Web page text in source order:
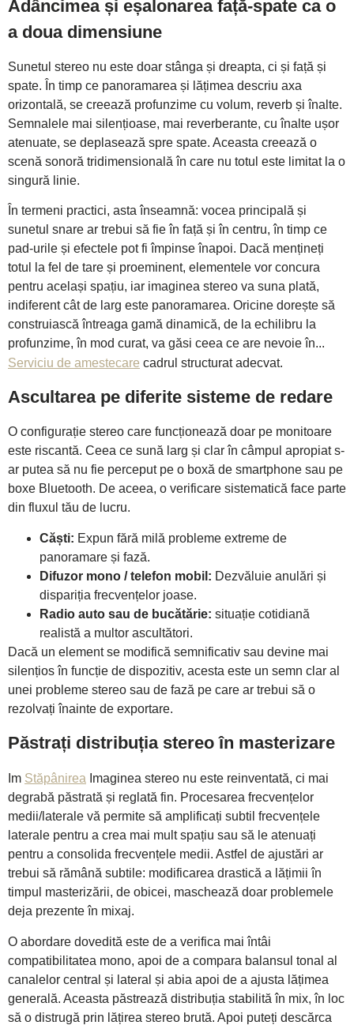
Adâncimea și eșalonarea față-spate ca o
a doua dimensiune
Sunetul stereo nu este doar stânga și dreapta, ci și față și
spate. În timp ce panoramarea și lățimea descriu axa
orizontală, se creează profunzime cu volum, reverb și înalte.
Semnalele mai silențioase, mai reverberante, cu înalte ușor
atenuate, se deplasează spre spate. Aceasta creează o
scenă sonoră tridimensională în care nu totul este limitat la o
singură linie.
În termeni practici, asta înseamnă: vocea principală și
sunetul snare ar trebui să fie în față și în centru, în timp ce
pad-urile și efectele pot fi împinse înapoi. Dacă mențineți
totul la fel de tare și proeminent, elementele vor concura
pentru același spațiu, iar imaginea stereo va suna plată,
indiferent cât de larg este panoramarea. Oricine dorește să
construiască întreaga gamă dinamică, de la echilibru la
profunzime, în mod curat, va găsi ceea ce are nevoie în...
Serviciu de amestecare cadrul structurat adecvat.
Ascultarea pe diferite sisteme de redare
O configurație stereo care funcționează doar pe monitoare
este riscantă. Ceea ce sună larg și clar în câmpul apropiat s-
ar putea să nu fie perceput pe o boxă de smartphone sau pe
boxe Bluetooth. De aceea, o verificare sistematică face parte
din fluxul tău de lucru.
Căști: Expun fără milă probleme extreme de
panoramare și fază.
Difuzor mono / telefon mobil: Dezvăluie anulări și
dispariția frecvențelor joase.
Radio auto sau de bucătărie: situație cotidiană
realistă a multor ascultători.
Dacă un element se modifică semnificativ sau devine mai
silențios în funcție de dispozitiv, acesta este un semn clar al
unei probleme stereo sau de fază pe care ar trebui să o
rezolvați înainte de exportare.
Păstrați distribuția stereo în masterizare
Im Stăpânirea Imaginea stereo nu este reinventată, ci mai
degrabă păstrată și reglată fin. Procesarea frecvențelor
medii/laterale vă permite să amplificați subtil frecvențele
laterale pentru a crea mai mult spațiu sau să le atenuați
pentru a consolida frecvențele medii. Astfel de ajustări ar
trebui să rămână subtile: modificarea drastică a lățimii în
timpul masterizării, de obicei, maschează doar problemele
deja prezente în mixaj.
O abordare dovedită este de a verifica mai întâi
compatibilitatea mono, apoi de a compara balansul tonal al
canalelor central și lateral și abia apoi de a ajusta lățimea
generală. Aceasta păstrează distribuția stabilită în mix, în loc
să o distrugă prin lățirea stereo brută. Apoi puteți descărca